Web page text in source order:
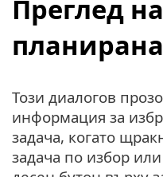
Преглед на
Този диалогов
информация за
задача, когато
задача по избор